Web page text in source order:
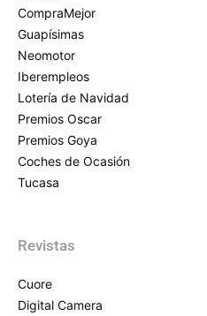
CompraMejor
Guapísimas
Neomotor
Iberempleos
Lotería de Navidad
Premios Oscar
Premios Goya
Coches de Ocasión
Tucasa
Revistas
Cuore
Digital Camera